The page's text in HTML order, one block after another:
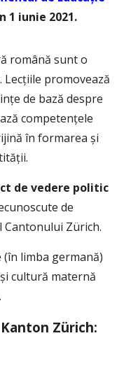
1 iunie 2021.
română sunt o
promovează
de bază despre
competențele
în formarea și
de vedere politic
de
Cantonului Zürich.
limba germană)
cultură maternă
Zürich: